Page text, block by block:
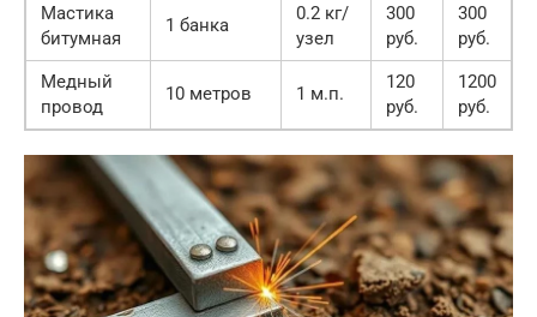
Мастика
битумная
1 банка
0.2 кг/
узел
300
руб.
300
руб.
Медный
провод
10 метров 1 м.п.
120
руб.
1200
руб.